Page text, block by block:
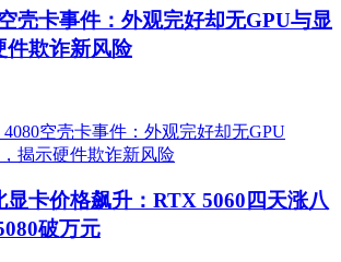
壳卡事件：外观完好却无GPU与显
件欺诈新风险
显卡价格飙升：RTX 5060四天涨八
破万元